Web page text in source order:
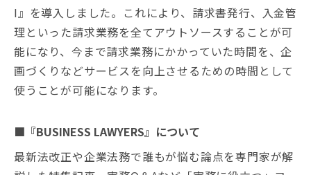
I』を導入しました。これにより、請求書発行、入金管
理といった請求業務を全てアウトソースすることが可
能になり、今まで請求業務にかかっていた時間を、企
画づくりなどサービスを向上させるための時間として
使うことが可能になります。
■『BUSINESS LAWYERS』について
最新法改正や企業法務で誰もが悩む論点を専門家が解